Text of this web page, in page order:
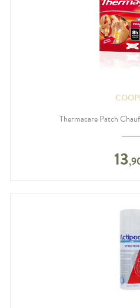
Thermacare Patch
13,